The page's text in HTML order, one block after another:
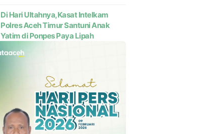
Di Hari Ultahnya,Kasat Intelkam
Polres Aceh Timur Santuni Anak
Yatim di Ponpes Paya Lipah